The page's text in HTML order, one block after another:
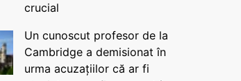
crucial
Un cunoscut profesor de la
Cambridge a demisionat în
urma acuzațiilor că ar fi